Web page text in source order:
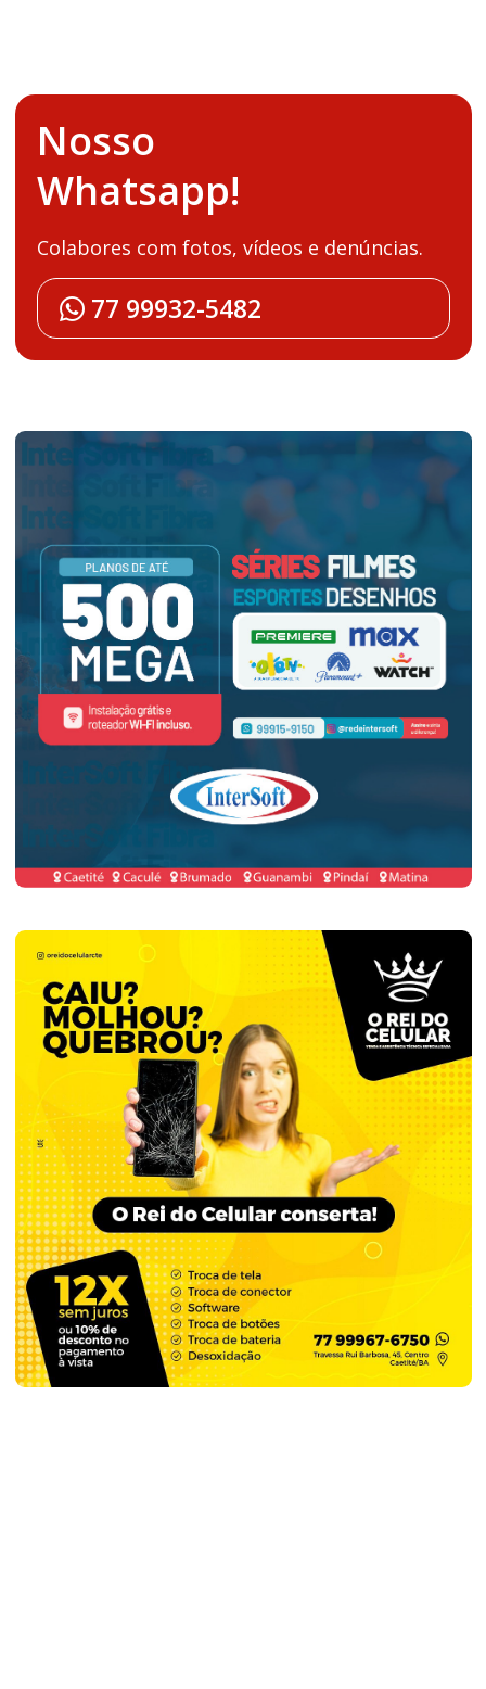
Nosso
Whatsapp!
Colabores com fotos, vídeos e denúncias.
77 99932-5482